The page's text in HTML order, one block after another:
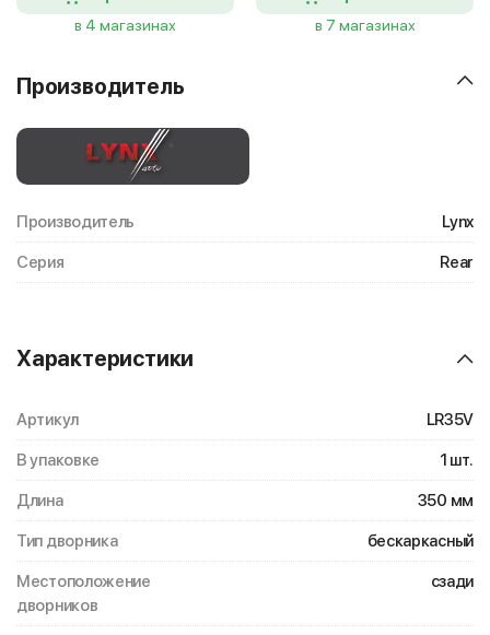
в 4 магазинах
в 7 магазинах
Производитель
Производитель Lynx
Серия Rear
Характеристики
Артикул LR35V
В упаковке 1 шт.
Длина 350 мм
Тип дворника бескаркасный
Местоположение
дворников
сзади